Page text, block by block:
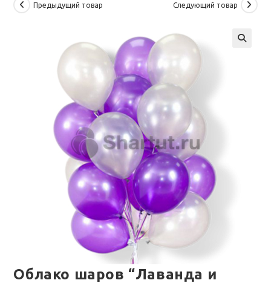
Предыдущий товар Следующий товар
Облако шаров “Лаванда и